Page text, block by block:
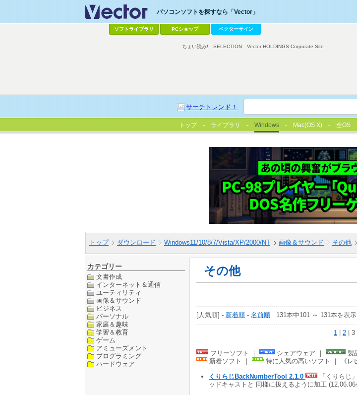
パソコンソフトを探すなら「Vector」
ソフトライブラリ PCショップ ベクターサイン
サーチトレンド！
ちょい読み! SELECTION Vector HOLDINGS Corporate Site
トップ ライブラリ Windows Mac(OS X) 全OS
トップ ダウンロード Windows11/10/8/7/Vista/XP/2000/NT 画像＆サウンド その他
カテゴリー
文書作成
インターネット＆通信
ユーティリティ
画像＆サウンド
ビジネス
パーソナル
家庭＆趣味
学習＆教育
ゲーム
アミューズメント
プログラミング
ハードウェア
その他
[人気順] - 新着順 - 名前順 131本中101 ～ 131本を表
1 | 2 | 3
フリーソフト ｜ シェアウェア ｜ 製
新着ソフト ｜
特に人気の高いソフト ｜ 《レ
くりらじBackNumberTool 2.1.0
「くりらじ
ッドキャストと 同様に扱えるように加工